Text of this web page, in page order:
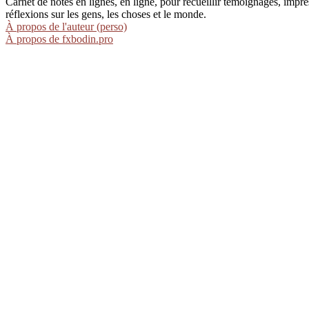
réflexions sur les gens, les choses et le monde.
À propos de l'auteur (perso)
À propos de fxbodin.pro